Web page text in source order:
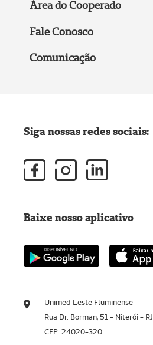
Área do Cooperado
Fale Conosco
Comunicação
Unimed Leste Fluminense
Rua Dr. Borman, 51 - Niterói - RJ
CEP: 24020-320
Siga nossas redes sociais:
Baixe nosso aplicativo